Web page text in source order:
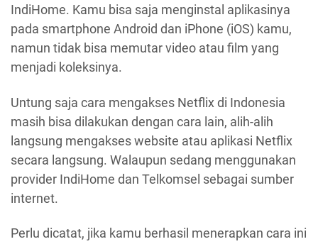
IndiHome. Kamu bisa saja menginstal aplikasinya
pada smartphone Android dan iPhone (iOS) kamu,
namun tidak bisa memutar video atau film yang
menjadi koleksinya.
Untung saja cara mengakses Netflix di Indonesia
masih bisa dilakukan dengan cara lain, alih-alih
langsung mengakses website atau aplikasi Netflix
secara langsung. Walaupun sedang menggunakan
provider IndiHome dan Telkomsel sebagai sumber
internet.
Perlu dicatat, jika kamu berhasil menerapkan cara ini